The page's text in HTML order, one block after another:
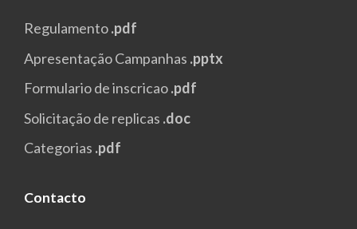
Regulamento.pdf
Apresentação Campanhas .pptx
Formulario de inscricao.pdf
Solicitação de replicas .doc
Categorias .pdf
Contacto